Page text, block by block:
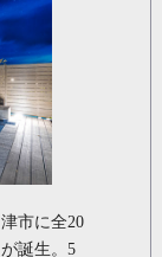
市に全20
誕生。5